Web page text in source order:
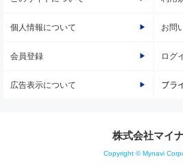
個人情報について お問
会員登録 ログ
広告表示について プラ
株式会社マイ
Copyright © Mynavi